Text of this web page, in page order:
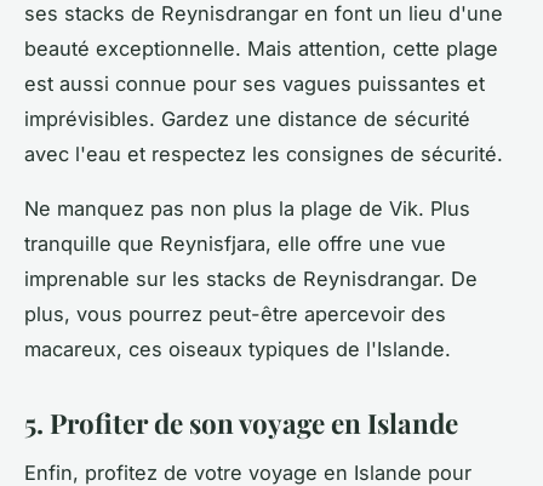
ses stacks de Reynisdrangar en font un lieu d'une
beauté exceptionnelle. Mais attention, cette plage
est aussi connue pour ses vagues puissantes et
imprévisibles. Gardez une distance de sécurité
avec l'eau et respectez les consignes de sécurité.
Ne manquez pas non plus la plage de Vik. Plus
tranquille que Reynisfjara, elle offre une vue
imprenable sur les stacks de Reynisdrangar. De
plus, vous pourrez peut-être apercevoir des
macareux, ces oiseaux typiques de l'Islande.
5. Profiter de son voyage en Islande
Enfin, profitez de votre voyage en Islande pour